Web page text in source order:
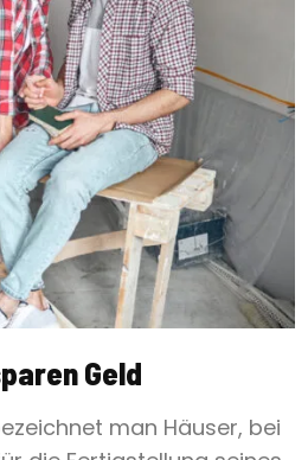
Geld
man Häuser, bei